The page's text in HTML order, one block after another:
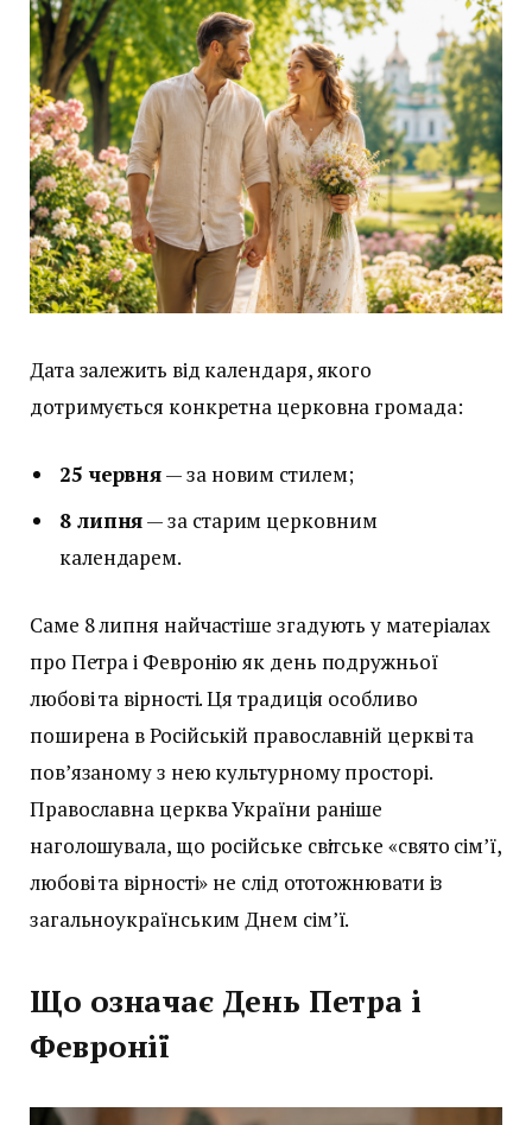
Дата залежить від календаря, якого
дотримується конкретна церковна громада:
25 червня— за новим стилем;
8 липня— за старим церковним
календарем.
Саме 8 липня найчастіше згадують у матеріалах
про Петра і Февронію як день подружньої
любові та вірності. Ця традиція особливо
поширена в Російській православній церкві та
пов’язаному з нею культурному просторі.
Православна церква України раніше
наголошувала, що російське світське «свято сім’ї,
любові та вірності» не слід ототожнювати із
загальноукраїнським Днем сім’ї.
Що означає День Петра і
Февронії